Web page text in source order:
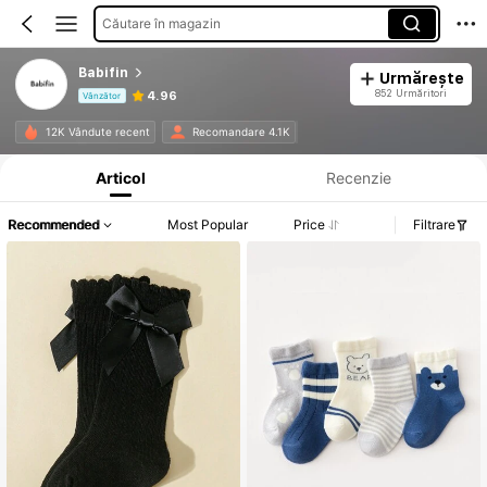
Căutare în magazin
Babifin
Vânzător 4.96
Urmărește
852 Urmăritori
12K Vândute recent Recomandare 4.1K
Informații despre produs: Divulgarea prețului, detalii privind vânzările și stocul.
Articol Recenzie
Recommended Most Popular Price Filtrare